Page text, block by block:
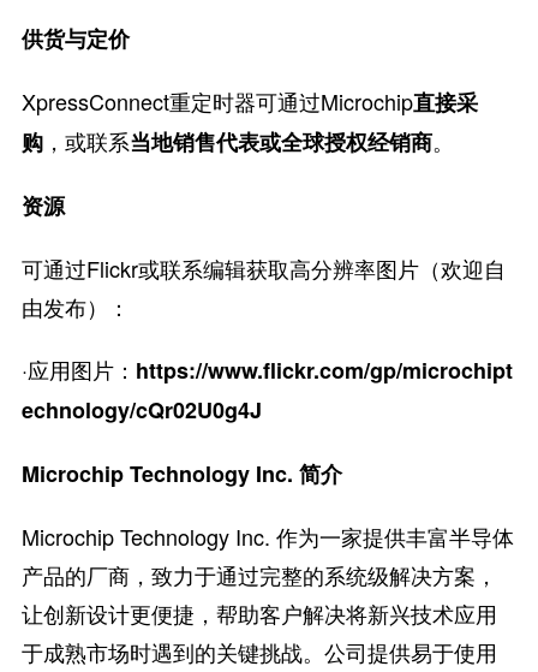
供货与定价
XpressConnect重定时器可通过Microchip直接采
购，或联系当地销售代表或全球授权经销商。
资源
可通过Flickr或联系编辑获取高分辨率图片（欢迎自
由发布）：
·应用图片： https://www.flickr.com/gp/microchipt
echnology/cQr02U0g4J
Microchip Technology Inc. 简介
Microchip Technology Inc. 作为一家提供丰富半导体
产品的厂商，致力于通过完整的系统级解决方案，
让创新设计更便捷，帮助客户解决将新兴技术应用
于成熟市场时遇到的关键挑战。公司提供易于使用